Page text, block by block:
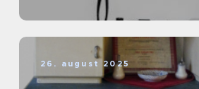
26. august 2025